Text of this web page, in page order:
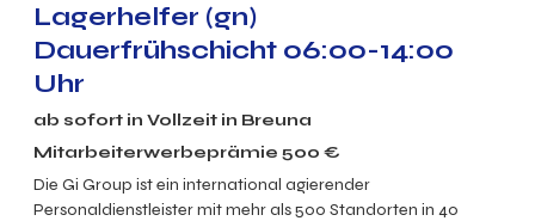
Lagerhelfer (gn)
Dauerfrühschicht 06:00-14:00
Uhr
ab sofort in Vollzeit in Breuna
Mitarbeiterwerbeprämie 500 €
Die Gi Group ist ein international agierender
Personaldienstleister mit mehr als 500 Standorten in 40